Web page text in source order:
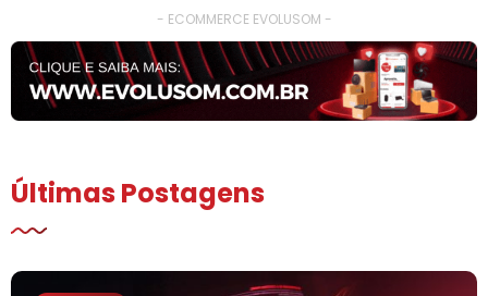
- ECOMMERCE EVOLUSOM -
Últimas Postagens